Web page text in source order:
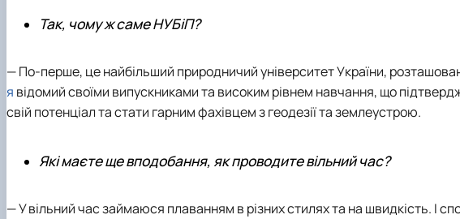
Так, чому ж саме НУБіП?
— По-перше, це найбільший природничий університет України,
я відомий своїми випускниками та високим рівнем навчання, що
свій потенціал та стати гарним фахівцем з геодезії та землеустрою.
Які маєте ще вподобання, як проводите вільний час?
— У вільний час займаюся плаванням в різних стилях та на швидкість. І